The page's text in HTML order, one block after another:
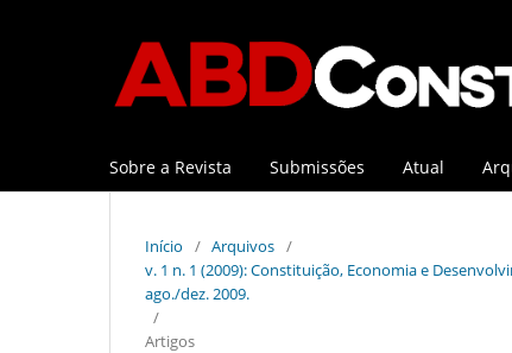
Sobre a Revista Submissões Atual
Início / Arquivos /
v. 1 n. 1 (2009): Constituição, Economia e
ago./dez. 2009.
/
Artigos